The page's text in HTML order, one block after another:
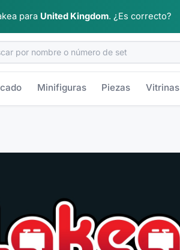
para United Kingdom. ¿Es correcto?
Minifiguras Piezas Vitrinas